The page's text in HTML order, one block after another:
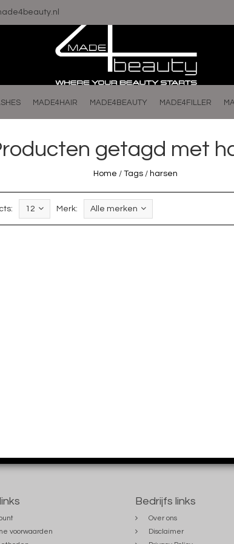
MADE4HAIR MADE4BEAUTY MADE4FILLER
getagd met
Home / Tags/ harsen
12 Merk: Alle merken
voorwaarden
Bedrijfs links
Over ons
Disclaimer